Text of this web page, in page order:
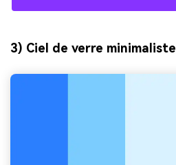
3) Ciel de verre minimaliste